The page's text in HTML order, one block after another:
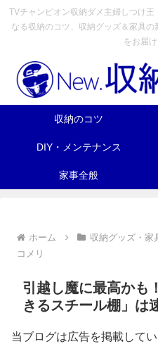
TVチャンピオン収納ダメ主婦しつけ
なる収納のコツ、収納グッズ＆家具
をお届け
収納のコツ
DIY・メンテナンス
家事全般
ホーム 収納グッズ・家
コメリ
引越し魔に最高かも
きるスチール棚」は
当ブログは広告を掲載して